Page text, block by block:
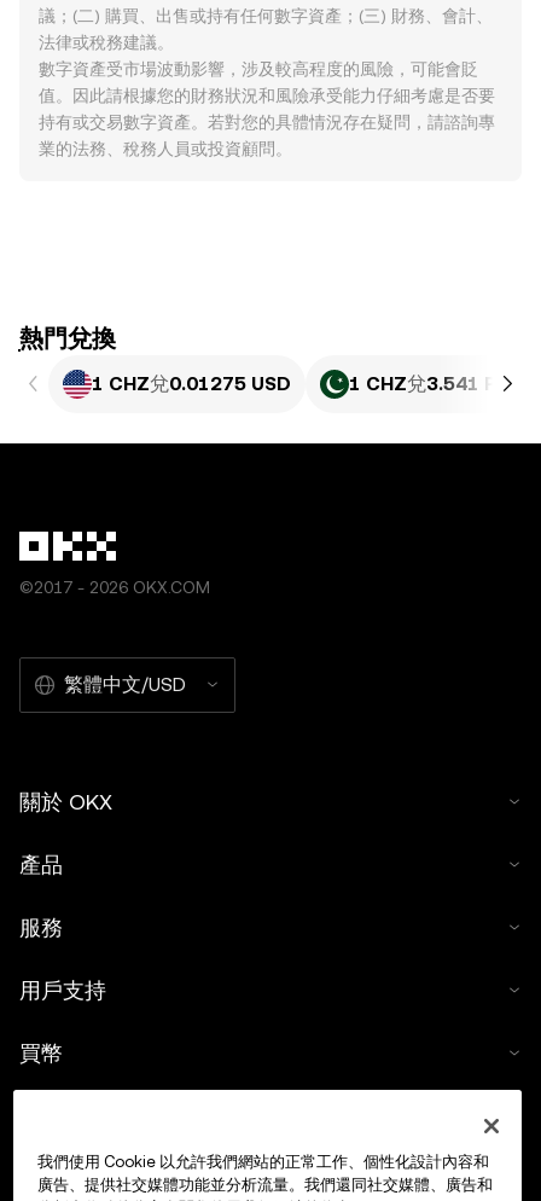
議；(二) 購買、出售或持有任何數字資產；(三) 財務、會計、
法律或稅務建議。
數字資產受市場波動影響，涉及較高程度的風險，可能會貶
值。因此請根據您的財務狀況和風險承受能力仔細考慮是否要
持有或交易數字資產。若對您的具體情況存在疑問，請諮詢專
業的法務、稅務人員或投資顧問。
ִִִִִִִִִִִִִִִִִִִִִִִִִִִִִִִִִִִִִִִִִִִִִִִִ熱門兌換
1 CHZ兌0.01275 USD 1 CHZ兌3.541 PKR
©2017 - 2026 OKX.COM
繁體中文/USD
關於 OKX
產品
服務
用戶支持
買幣
交易
我們使用 Cookie 以允許我們網站的正常工作、個性化設計內容和
廣告、提供社交媒體功能並分析流量。我們還同社交媒體、廣告和